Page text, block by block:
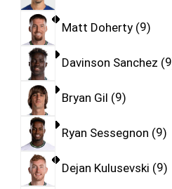
Matt Doherty 9
Davinson Sanchez 9
Bryan Gil 9
Ryan Sessegnon 9
Dejan Kulusevski 9